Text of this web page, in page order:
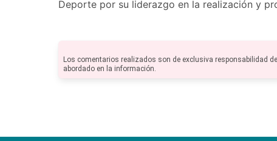
Deporte por su liderazgo en la realización y
Los comentarios realizados son de exclusiva responsabilidad
abordado en la información.